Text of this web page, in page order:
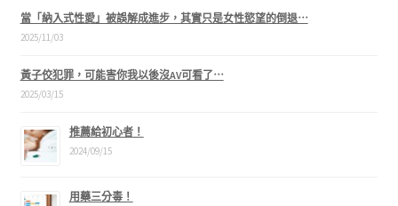
當「納入式性愛」被誤解成進步，其實只是女性慾望的倒退⋯
2025/11/03
黃子佼犯罪，可能害你我以後沒AV可看了⋯
2025/03/15
推薦給初心者！
2024/09/15
用藥三分毒！